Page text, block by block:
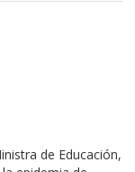
de Educación,